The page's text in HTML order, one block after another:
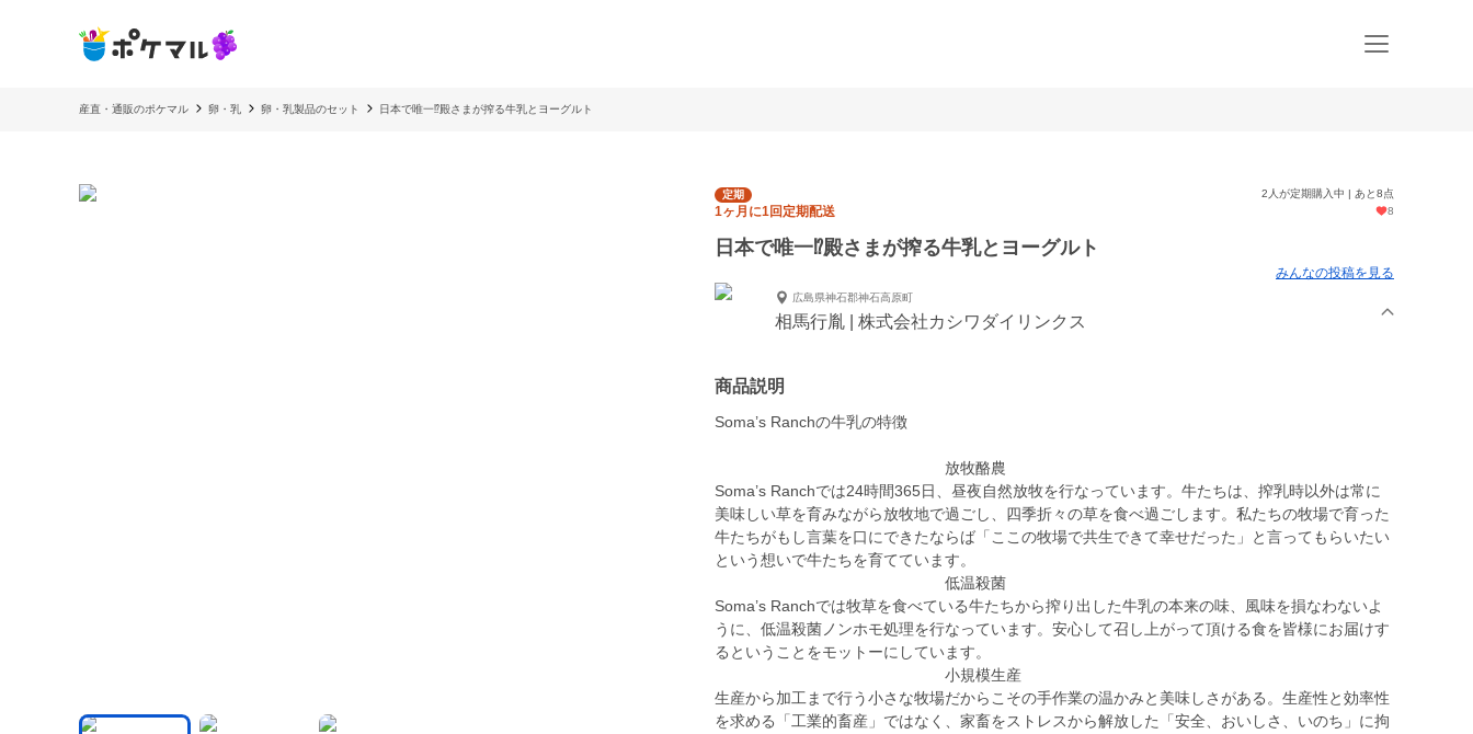
産直・通販のポケマル 卵・乳 卵・乳製品のセット 日本で唯一⁉︎殿さまが搾る牛乳とヨーグルト
定期 2人が定期購入中 | あと8点
1ヶ月に1回定期配送 8
日本で唯一⁉︎殿さまが搾る牛乳とヨーグルト
みんなの投稿を見る
広島県神石郡神石高原町
相馬行胤 | 株式会社カシワダイリンクス
商品説明
Soma’s Ranchの牛乳の特徴
放牧酪農
Soma’s Ranchでは24時間365日、昼夜自然放牧を行なっています。牛たちは、搾乳時以外は常に
美味しい草を育みながら放牧地で過ごし、四季折々の草を食べ過ごします。私たちの牧場で育った
牛たちがもし言葉を口にできたならば「ここの牧場で共生できて幸せだった」と言ってもらいたい
という想いで牛たちを育てています。
低温殺菌
Soma’s Ranchでは牧草を食べている牛たちから搾り出した牛乳の本来の味、風味を損なわないよ
うに、低温殺菌ノンホモ処理を行なっています。安心して召し上がって頂ける食を皆様にお届けす
るということをモットーにしています。
小規模生産
生産から加工まで行う小さな牧場だからこその手作業の温かみと美味しさがある。生産性と効率性
を求める「工業的畜産」ではなく、家畜をストレスから解放した「安全、おいしさ、いのち」に拘